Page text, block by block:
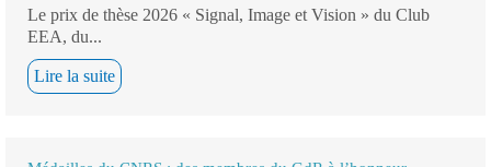
Le prix de thèse 2026 « Signal, Image et Vision » du Club
EEA, du...
Lire la suite